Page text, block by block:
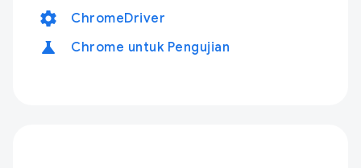
settings ChromeDriver
science Chrome untuk Pengujian